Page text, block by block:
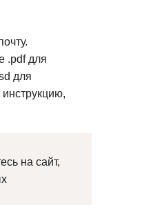
.pdf для
для
на сайт,